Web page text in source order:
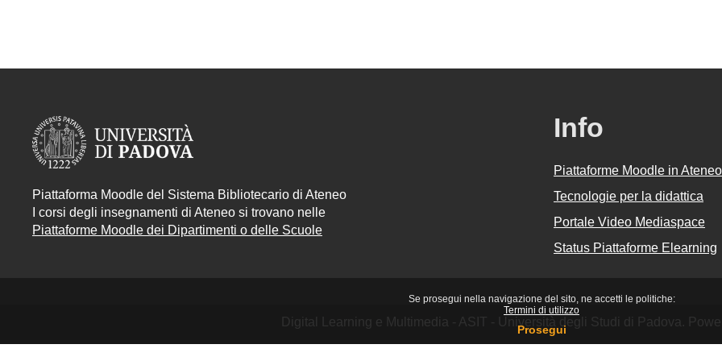
Se prosegui nella navigazione del sito, ne accetti le politiche:
Termini di utilizzo
Prosegui
Piattaforma Moodle del Sistema Bibliotecario di Ateneo
I corsi degli insegnamenti di Ateneo si trovano nelle
Piattaforme Moodle dei Dipartimenti o delle Scuole
Info
Piattaforme Moodle in Ateneo
Tecnologie per la didattica
Portale Video Mediaspace
Status Piattaforme Elearning
Digital Learning e Multimedia - ASIT - Università degli Studi di Padova.